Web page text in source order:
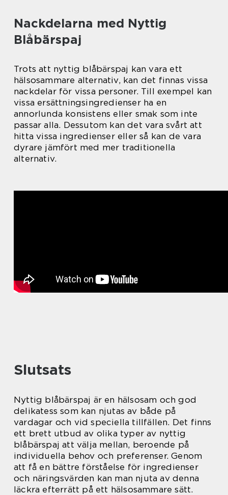
Nackdelarna med Nyttig
Blåbärspaj
Trots att nyttig blåbärspaj kan vara ett
hälsosammare alternativ, kan det finnas vissa
nackdelar för vissa personer. Till exempel kan
vissa ersättningsingredienser ha en
annorlunda konsistens eller smak som inte
passar alla. Dessutom kan det vara svårt att
hitta vissa ingredienser eller så kan de vara
dyrare jämfört med mer traditionella
alternativ.
Slutsats
Nyttig blåbärspaj är en hälsosam och god
delikatess som kan njutas av både på
vardagar och vid speciella tillfällen. Det finns
ett brett utbud av olika typer av nyttig
blåbärspaj att välja mellan, beroende på
individuella behov och preferenser. Genom
att få en bättre förståelse för ingredienser
och näringsvärden kan man njuta av denna
läckra efterrätt på ett hälsosammare sätt.